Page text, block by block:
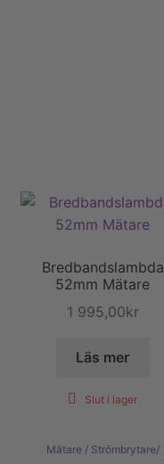
Bredbandslambda
52mm Mätare
1 995,00kr
Läs mer
Slut i lager
Mätare / Strömbrytare/